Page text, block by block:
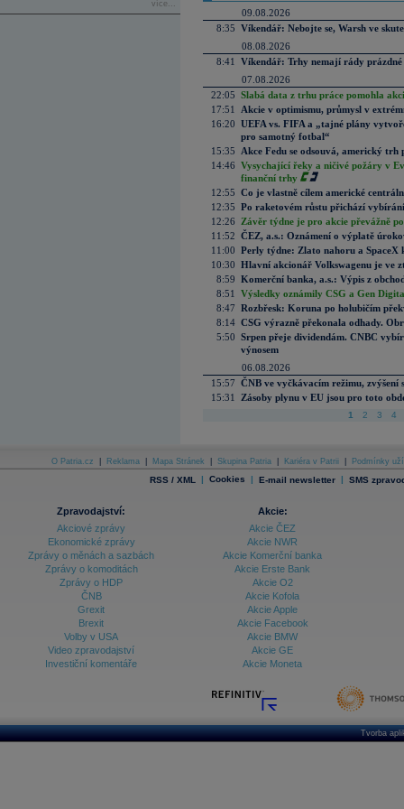
více...
09.08.2026
8:35 Víkendář: Nebojte se, Warsh ve
08.08.2026
8:41
Víkendář: Trhy nemají rády prázdné
07.08.2026
22:05 Slabá data z trhu práce pomohla
17:51
Akcie v optimismu, průmysl v
16:20 UEFA vs. FIFA a „tajné plány
pro samotný fotbal“
15:35
Akce Fedu se odsouvá, americký
14:46 Vysychající řeky a ničivé požáry v
finanční trhy
12:55 Co je vlastně cílem americké
12:35 Po raketovém růstu přichází
12:26
Závěr týdne je pro akcie převážně
11:52 ČEZ, a.s.: Oznámení o výplatě
11:00 Perly týdne: Zlato nahoru a SpaceX
10:30 Hlavní akcionář Volkswagenu je ve
8:59 Komerční banka, a.s.: Výpis z
8:51
Výsledky oznámily CSG a Gen
8:47 Rozbřesk: Koruna po holubičím
8:14 CSG výrazně překonala odhady.
5:50 Srpen přeje dividendám. CNBC
výnosem
06.08.2026
15:57 ČNB ve vyčkávacím režimu, zvýšení
15:31
Zásoby plynu v EU jsou pro toto
1 2 3 4
O Patria.cz Reklama Mapa Stránek Skupina Patria Kariéra v Patrii Podmínky
RSS / XML | Cookies | E-mail newsletter | SMS
Zpravodajství:
Akciové zprávy
Ekonomické zprávy
Zprávy o měnách a sazbách
Zprávy o komoditách
Zprávy o HDP
ČNB
Grexit
Brexit
Volby v USA
Video zpravodajství
Investiční komentáře
Akcie:
Akcie ČEZ
Akcie NWR
Akcie Komerční banka
Akcie Erste Bank
Akcie O2
Akcie Kofola
Akcie Apple
Akcie Facebook
Akcie BMW
Akcie GE
Akcie Moneta
Tvorba